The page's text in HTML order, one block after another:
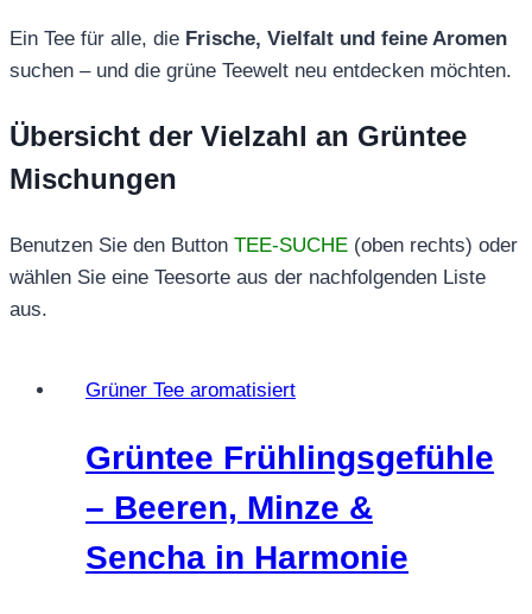
Ein Tee für alle, die Frische, Vielfalt und feine Aromen
suchen – und die grüne Teewelt neu entdecken möchten.
Übersicht der Vielzahl an Grüntee
Mischungen
Benutzen Sie den Button TEE-SUCHE (oben rechts) oder
wählen Sie eine Teesorte aus der nachfolgenden Liste
aus.
Grüner Tee aromatisiert
Grüntee Frühlingsgefühle
– Beeren, Minze &
Sencha in Harmonie